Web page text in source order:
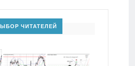
ЧИТАТЕЛЕЙ